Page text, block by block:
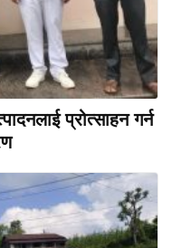
प्रोत्साहन गर्न